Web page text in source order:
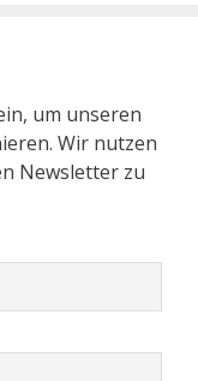
um unseren
Wir nutzen
Newsletter zu